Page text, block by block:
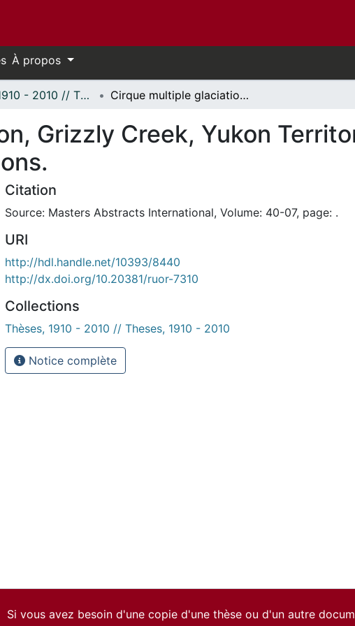
À propos
Thèses, 1910 - 2010 // Theses, 1910 - 2010 Cirque multiple glaciation, Grizzly Creek, Yukon Territory and palaeoclimatic implications.
Grizzly Creek, Yukon
Citation
Source: Masters Abstracts International, Volume: 40-07, page: .
URI
http://hdl.handle.net/10393/8440
http://dx.doi.org/10.20381/ruor-7310
Collections
Thèses, 1910 - 2010 // Theses, 1910 - 2010
Notice complète
Si vous avez besoin d'une copie d'une thèse ou d'un autre